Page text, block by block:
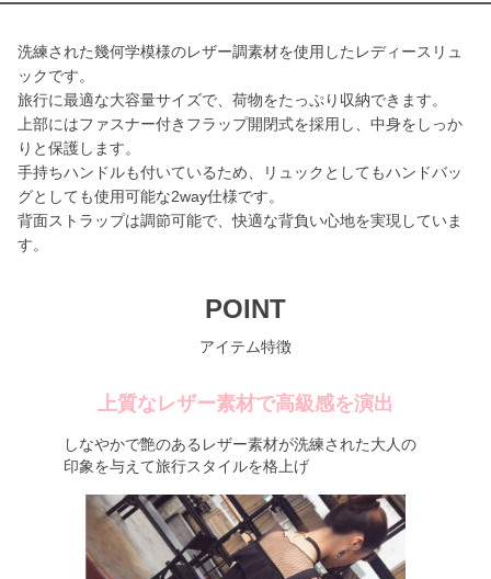
洗練された幾何学模様のレザー調素材を使用したレディースリュ
ックです。
旅行に最適な大容量サイズで、荷物をたっぷり収納できます。
上部にはファスナー付きフラップ開閉式を採用し、中身をしっか
りと保護します。
手持ちハンドルも付いているため、リュックとしてもハンドバッ
グとしても使用可能な2way仕様です。
背面ストラップは調節可能で、快適な背負い心地を実現していま
す。
POINT
アイテム特徴
上質なレザー素材で高級感を演出
しなやかで艶のあるレザー素材が洗練された大人の
印象を与えて旅行スタイルを格上げ